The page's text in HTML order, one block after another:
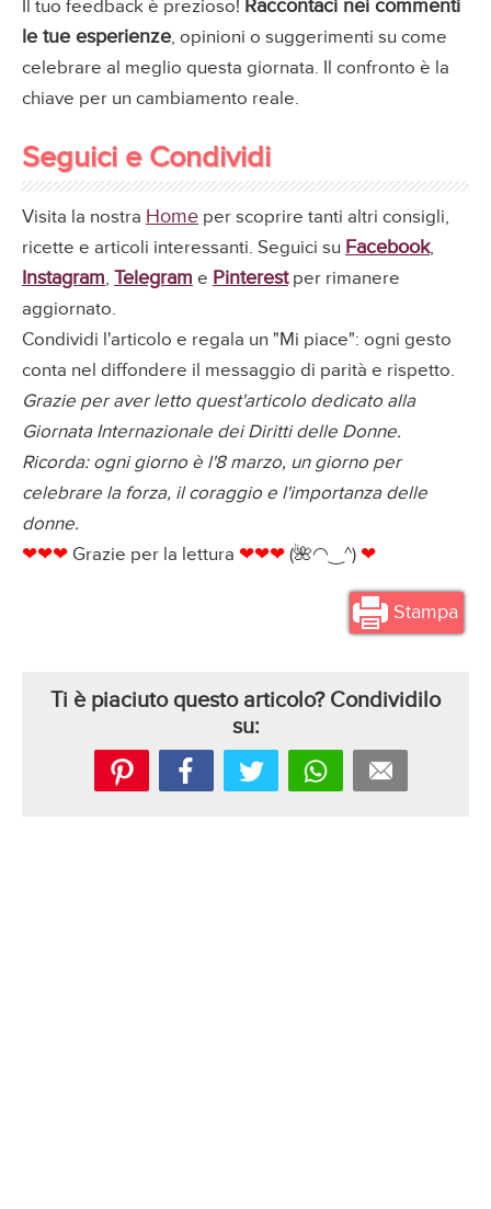
Il tuo feedback è prezioso! Raccontaci nei commenti
le tue esperienze, opinioni o suggerimenti su come
celebrare al meglio questa giornata. Il confronto è la
chiave per un cambiamento reale.
Seguici e Condividi
Visita la nostra Home per scoprire tanti altri consigli,
ricette e articoli interessanti. Seguici su Facebook,
Instagram, Telegram e Pinterestper rimanere
aggiornato.
Condividi l'articolo e regala un "Mi piace": ogni gesto
conta nel diffondere il messaggio di parità e rispetto.
Grazie per aver letto quest'articolo dedicato alla
Giornata Internazionale dei Diritti delle Donne.
Ricorda: ogni giorno è l'8 marzo, un giorno per
celebrare la forza, il coraggio e l'importanza delle
donne.
❤❤❤ Grazie per la lettura ❤❤❤ (🌺◠‿^) ❤
Stampa
Ti è piaciuto questo articolo? Condividilo
su: